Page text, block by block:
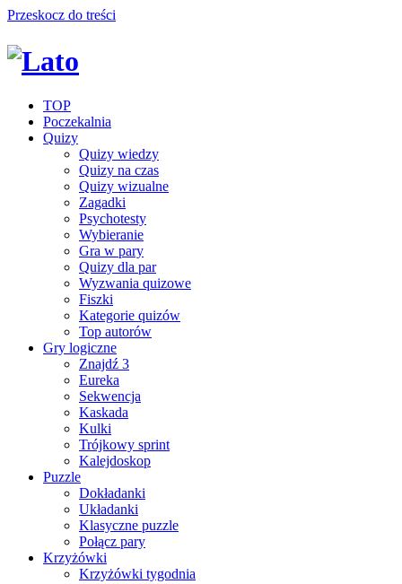
Przeskocz do treści
TOP
Poczekalnia
Quizy
Quizy wiedzy
Quizy na czas
Quizy wizualne
Zagadki
Psychotesty
Wybieranie
Gra w pary
Quizy dla par
Wyzwania quizowe
Fiszki
Kategorie quizów
Top autorów
Gry logiczne
Znajdź 3
Eureka
Sekwencja
Kaskada
Kulki
Trójkowy sprint
Kalejdoskop
Puzzle
Dokładanki
Układanki
Klasyczne puzzle
Połącz pary
Krzyżówki
Krzyżówki tygodnia